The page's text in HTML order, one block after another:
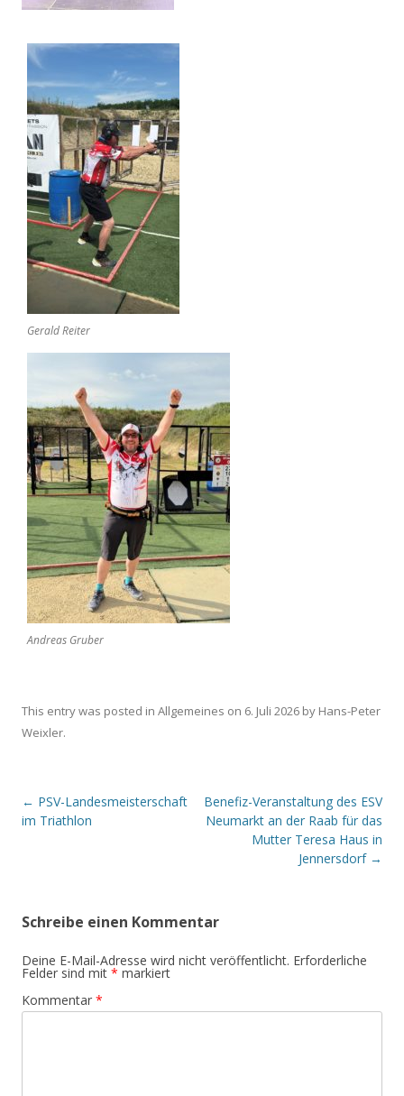
Gerald Reiter
Andreas Gruber
This entry was posted in Allgemeines on 6. Juli 2026 by Hans-Peter
Weixler.
Post navigation
← PSV-Landesmeisterschaft
im Triathlon
Benefiz-Veranstaltung des ESV
Neumarkt an der Raab für das
Mutter Teresa Haus in
Jennersdorf →
Schreibe einen Kommentar
Deine E-Mail-Adresse wird nicht veröffentlicht. Erforderliche
Felder sind mit * markiert
Kommentar *